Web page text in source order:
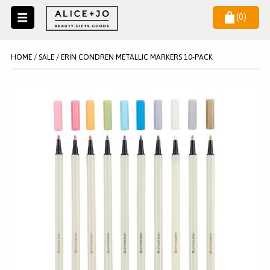
(0)
STATIONERY
MAKE UP ACCESSOIRES
HOME/ SALE/ ERIN CONDREN METALLIC MARKERS 10-PACK
NIEUWSBRIEF